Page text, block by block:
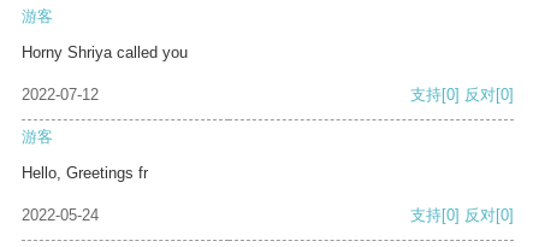
游客
Horny Shriya called you
2022-07-12 支持[0] 反对[0]
游客
Hello, Greetings fr
2022-05-24 支持[0] 反对[0]